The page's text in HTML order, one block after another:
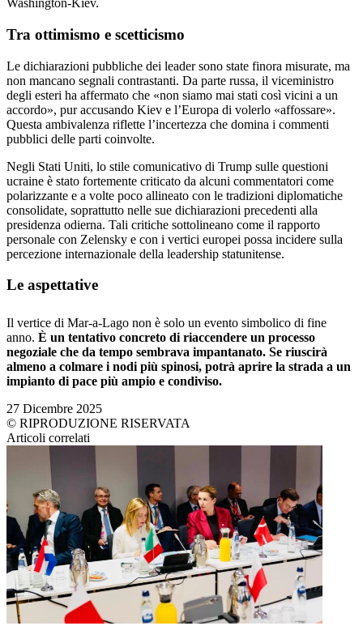
Washington‑Kiev.
Tra ottimismo e scetticismo
Le dichiarazioni pubbliche dei leader sono state finora misurate, ma
non mancano segnali contrastanti. Da parte russa, il viceministro
degli esteri ha affermato che «non siamo mai stati così vicini a un
accordo», pur accusando Kiev e l’Europa di volerlo «affossare».
Questa ambivalenza riflette l’incertezza che domina i commenti
pubblici delle parti coinvolte.
Negli Stati Uniti, lo stile comunicativo di Trump sulle questioni
ucraine è stato fortemente criticato da alcuni commentatori come
polarizzante e a volte poco allineato con le tradizioni diplomatiche
consolidate, soprattutto nelle sue dichiarazioni precedenti alla
presidenza odierna. Tali critiche sottolineano come il rapporto
personale con Zelensky e con i vertici europei possa incidere sulla
percezione internazionale della leadership statunitense.
Le aspettative
Il vertice di Mar‑a‑Lago non è solo un evento simbolico di fine
anno. È un tentativo concreto di riaccendere un processo
negoziale che da tempo sembrava impantanato. Se riuscirà
almeno a colmare i nodi più spinosi, potrà aprire la strada a un
impianto di pace più ampio e condiviso.
27 Dicembre 2025
© RIPRODUZIONE RISERVATA
Articoli correlati